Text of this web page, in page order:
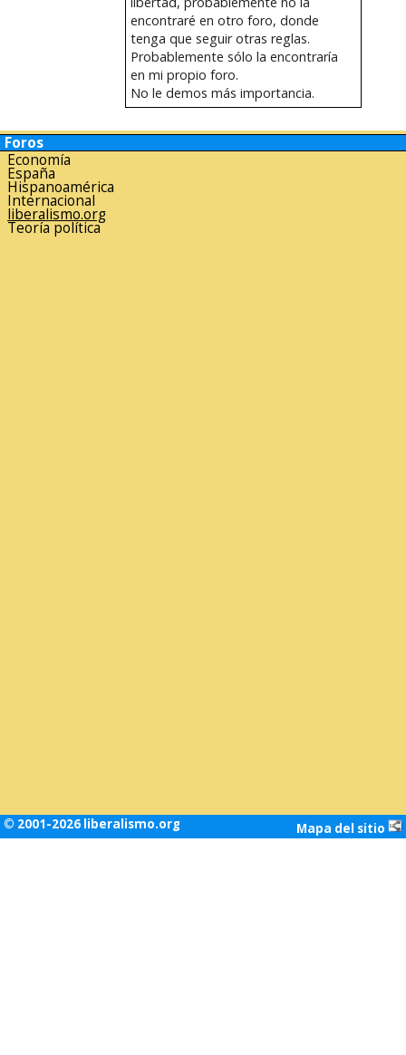
encontraré en otro foro, donde
tenga que seguir otras reglas.
Probablemente sólo la encontraría
en mi propio foro.
No le demos más importancia.
Foros
Economía
España
Hispanoamérica
Internacional
liberalismo.org
Teoría política
© 2001-2026 liberalismo.org Mapa del sitio